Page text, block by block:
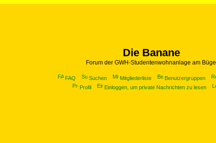
Die Banane
Forum der GWH-Studentenwohnanlage am Bügel
FAQ Suchen Mitgliederliste Benutzergruppen
Profil
Einloggen, um private Nachrichten zu lesen